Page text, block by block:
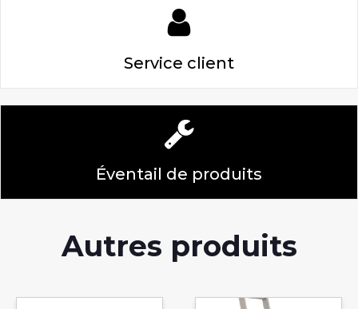
Service client
Éventail de produits
Autres produits